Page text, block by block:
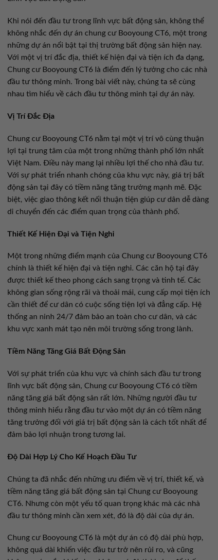
Khi nói đến đầu tư trong lĩnh vực bất động sản, không thể
không nhắc đến dự án chung cư Booyoung CT6, một trong
những dự án nổi bật tại thị trường bất động sản hiện nay.
Với một vị trí đắc địa, thiết kế hiện đại và tiện ích đa dạng,
Chung cư Booyoung CT6 là điểm đến lý tưởng cho các nhà
đầu tư thông minh. Trong bài viết này, chúng ta sẽ cùng
nhau tìm hiểu về cách đầu tư thông minh tại dự án này.
Vị Trí Đắc Địa
Chung cư Booyoung CT6 nằm tại một vị trí vô cùng thuận
lợi tại trung tâm của một trong những thành phố lớn nhất
Việt Nam. Điều này mang lại nhiều lợi thế cho nhà đầu tư.
Với sự phát triển nhanh chóng của khu vực này, giá trị bất
động sản tại đây có tiềm năng tăng trưởng mạnh mẽ. Đặc
biệt, việc giao thông kết nối thuận tiện giúp cư dân dễ dàng
di chuyển đến các điểm quan trọng của thành phố.
Thiết Kế Hiện Đại và Tiện Nghi
Một trong những điểm mạnh của Chung cư Booyoung CT6
chính là thiết kế hiện đại và tiện nghi. Các căn hộ tại đây
được thiết kế theo phong cách sang trọng và tinh tế. Các
không gian sống rộng rãi và thoải mái, cung cấp mọi tiện ích
cần thiết để cư dân có cuộc sống tiện lợi và đẳng cấp. Hệ
thống an ninh 24/7 đảm bảo an toàn cho cư dân, và các
khu vực xanh mát tạo nên môi trường sống trong lành.
Tiềm Năng Tăng Giá Bất Động Sản
Với sự phát triển của khu vực và chính sách đầu tư trong
lĩnh vực bất động sản, Chung cư Booyoung CT6 có tiềm
năng tăng giá bất động sản rất lớn. Những người đầu tư
thông minh hiểu rằng đầu tư vào một dự án có tiềm năng
tăng trưởng đối với giá trị bất động sản là cách tốt nhất để
đảm bảo lợi nhuận trong tương lai.
Độ Dài Hợp Lý Cho Kế Hoạch Đầu Tư
Chúng ta đã nhắc đến những ưu điểm về vị trí, thiết kế, và
tiềm năng tăng giá bất động sản tại Chung cư Booyoung
CT6. Nhưng còn một yếu tố quan trọng khác mà các nhà
đầu tư thông minh cần xem xét, đó là độ dài của dự án.
Chung cư Booyoung CT6 là một dự án có độ dài phù hợp,
không quá dài khiến việc đầu tư trở nên rủi ro, và cũng